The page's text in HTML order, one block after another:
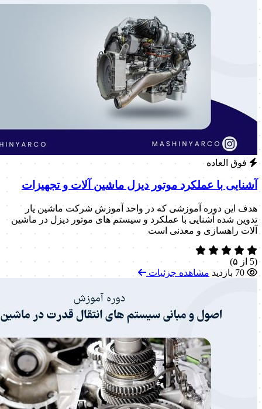
فوق العاده
آشنایی با عملکرد موتور دیزل ماشین آلات و تجهیزات
هدف این دوره آموزشی که در واحد آموزش شرکت ماشین یار
تدوین شده آشنایی با عملکرد و سیستم های موتور دیزل در ماشین
آلات راهسازی و معدنی است
(5 از ۵)
مشاهده جزئیات